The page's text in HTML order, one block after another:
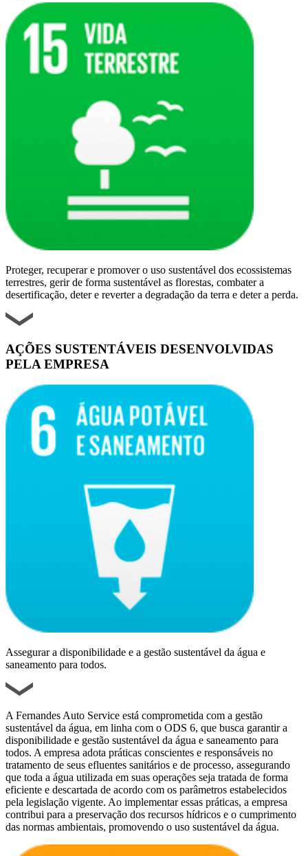
Proteger, recuperar e promover o uso sustentável dos ecossistemas
terrestres, gerir de forma sustentável as florestas, combater a
desertificação, deter e reverter a degradação da terra e deter a perda.
AÇÕES SUSTENTÁVEIS DESENVOLVIDAS
PELA EMPRESA
Assegurar a disponibilidade e a gestão sustentável da água e
saneamento para todos.
A Fernandes Auto Service está comprometida com a gestão
sustentável da água, em linha com o ODS 6, que busca garantir a
disponibilidade e gestão sustentável da água e saneamento para
todos. A empresa adota práticas conscientes e responsáveis no
tratamento de seus efluentes sanitários e de processo, assegurando
que toda a água utilizada em suas operações seja tratada de forma
eficiente e descartada de acordo com os parâmetros estabelecidos
pela legislação vigente. Ao implementar essas práticas, a empresa
contribui para a preservação dos recursos hídricos e o cumprimento
das normas ambientais, promovendo o uso sustentável da água.